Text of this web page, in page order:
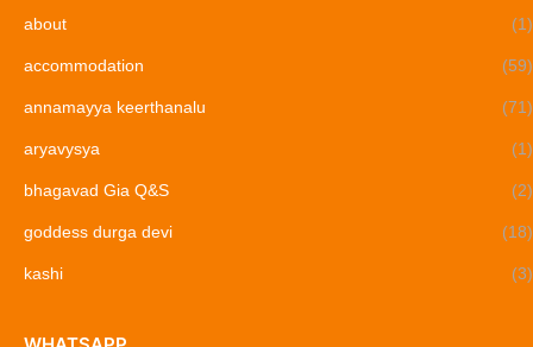
about (1)
accommodation (59)
annamayya keerthanalu (71)
aryavysya (1)
bhagavad Gia Q&S (2)
goddess durga devi (18)
kashi (3)